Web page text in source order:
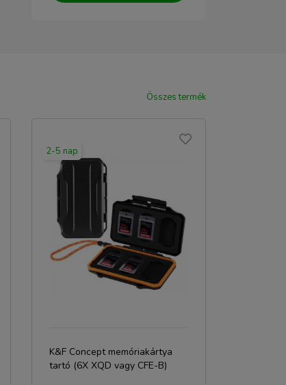
Összes termék
2-5 nap
K&F Concept memóriakártya
tartó (6X XQD vagy CFE-B)